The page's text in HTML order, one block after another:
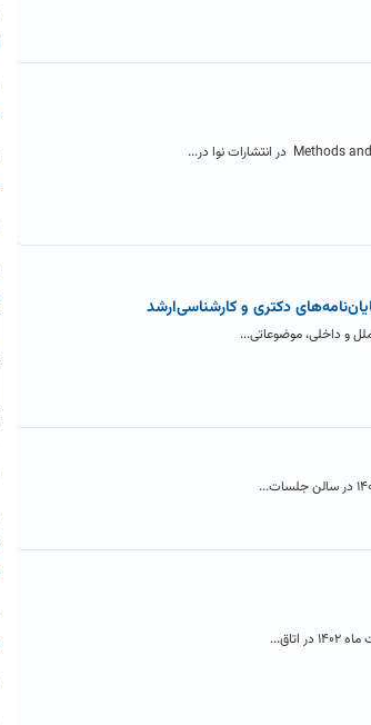
دکتری و کارشناسی‌ارشد
و داخلی، موضوعاتی...